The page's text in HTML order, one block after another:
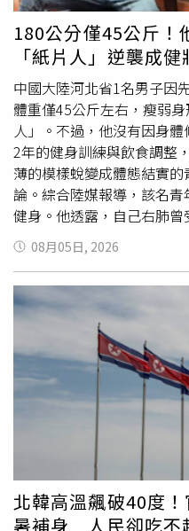
180公分僅45公斤
「紙片人」逆襲成健
中國大陸河北省1名男子因
體重僅45公斤左右，瘦弱
人」。不過，他沒有因身
2年的健身訓練與飲食調整
薄的模樣蛻變成體態結實
論。綜合陸媒報導，該名
健身。他透露，自己右肺曾
疲憊，因此希望透過運動
分，體重卻只有45公斤，
也常給人缺乏精神的印象
式，而是靠規律訓練和飲
身時三分鐘熱度，他每天堅
成長；同時調整飲食習慣
食，讓身體逐漸適應增肌
不容易，除了訓練過程辛
成果。這名男子表示，最
變化緩慢時，仍要維持信
重從45公斤增加至約60公
是透過訓練累積出的肌肉
實，體態也更加挺拔，整
變，從原本看似虛弱的「瘦
08月05日, 2026
北韓高溫飆破40度
暑補身 人民卻吃不